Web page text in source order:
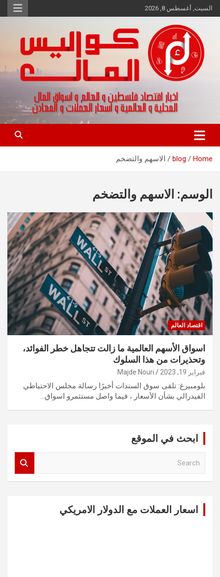
Skip
to
السبت, أغسطس 8, 2026
كواليس المال
اخبار اقتصاد فلسطين و العالم و تقارير اسواق المال و العملات
Home
blog الاسهم والتضخم
الوسم: الاسهم والتضخم
اقتصاد العالم
اسواق الأسهم العالمية ما زالت تتجاهل خطر الفوائد،
وتحذيرات من هذا السلوك
فبراير 19, 2023 Majde Nouri
بلومبيرغ: تلقى سوق السندات أخيرًا رسالة مجلس الاحتياطي
الفيدرالي بشأن الأسعار ، فيما واصل مستثمرو اسواق…
ابحث في الموقع
اسعار العملات مع الدولار الامريكي